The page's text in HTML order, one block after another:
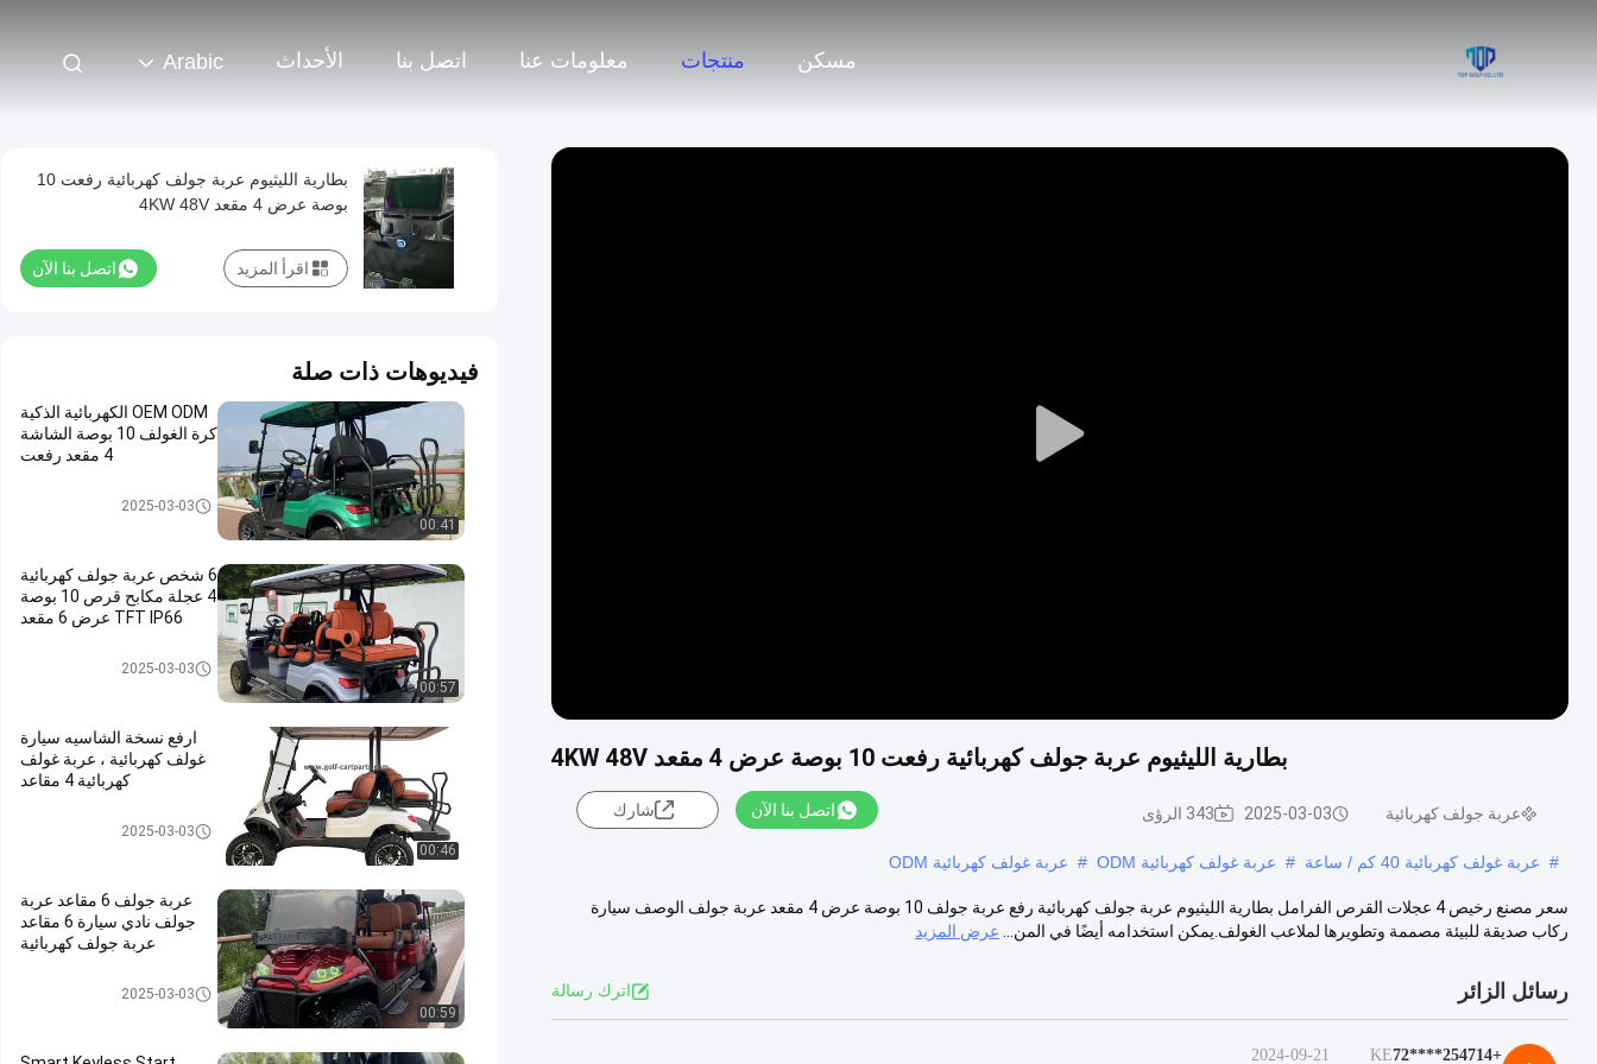
مسكن منتجات معلومات عنا اتصل بنا الأحداث Arabic
Play
بطارية الليثيوم عربة جولف كهربائية رفعت 10 بوصة عرض 4 مقعد 4KW 48V
عربة جولف كهربائية 2025-03-03 343 الرؤى اتصل بنا الآن شارك
# عربة غولف كهربائية 40 كم / ساعة # عربة غولف كهربائية ODM # عربة غولف كهربائية ODM
سعر مصنع رخيص 4 عجلات القرص الفرامل بطارية الليثيوم عربة جولف كهربائية رفع عربة جولف 10 بوصة عرض 4 مقعد عربة جولف الوصف سيارة
ركاب صديقة للبيئة مصممة وتطويرها لملاعب الغولف.يمكن استخدامه أيضًا في المن...
عرض المزيد
رسائل الزائر اترك رسالة
+254714****72
KE
2024-09-21
بطارية الليثيوم عربة جولف كهربائية رفعت 10
بوصة عرض 4 مقعد 4KW 48V
اتصل بنا الآن اقرأ المزيد
فيديوهات ذات صلة
00:41
OEM ODM الكهربائية الذكية
كرة الغولف 10 بوصة الشاشة
4 مقعد رفعت
عربة جولف كهربائية2025-03-03
00:57
6 شخص عربة جولف كهربائية
4 عجلة مكابح قرص 10 بوصة
TFT IP66 عرض 6 مقعد
عربة جولف كهربائية2025-03-03
00:46
ارفع نسخة الشاسيه سيارة
غولف كهربائية ، عربة غولف
كهربائية 4 مقاعد
عربة جولف كهربائية2025-03-03
00:59
عربة جولف 6 مقاعد عربة
جولف نادي سيارة 6 مقاعد
عربة جولف كهربائية
عربة جولف كهربائية2025-03-03